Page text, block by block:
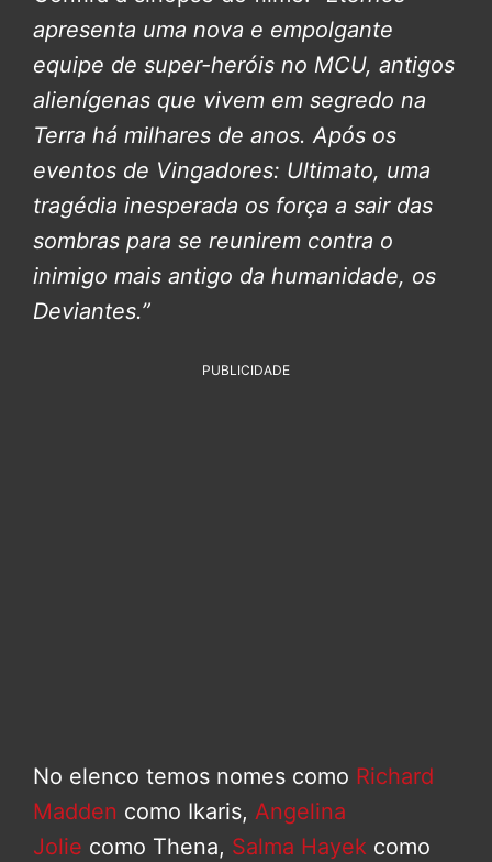
apresenta uma nova e empolgante
equipe de super-heróis no MCU, antigos
alienígenas que vivem em segredo na
Terra há milhares de anos. Após os
eventos de Vingadores: Ultimato, uma
tragédia inesperada os força a sair das
sombras para se reunirem contra o
inimigo mais antigo da humanidade, os
Deviantes.”
PUBLICIDADE
No elenco temos nomes como Richard
Madden como Ikaris, Angelina
Jolie como Thena, Salma Hayek como